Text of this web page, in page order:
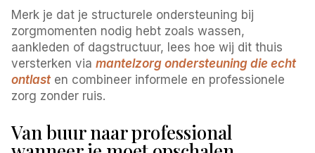
Merk je dat je structurele ondersteuning bij
zorgmomenten nodig hebt zoals wassen,
aankleden of dagstructuur, lees hoe wij dit thuis
versterken viamantelzorg ondersteuning die echt
ontlasten combineer informele en professionele
zorg zonder ruis.
Van buur naar professional